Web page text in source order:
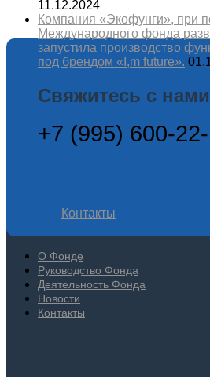
11.12.2024
Компания «Экофунги», при
Международного фонда
запустила производство
под брендом «I,m future».
Свяжитесь с нами
+7 (995) 600-
Контакты
О Фонде
Руководство Фонда
Деятельность Фонда
Новости
Контакты